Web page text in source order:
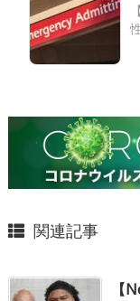
関連記事
【